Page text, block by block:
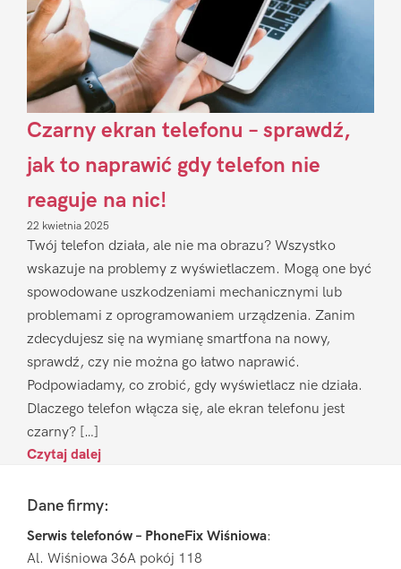
Czarny ekran telefonu – sprawdź,
jak to naprawić gdy telefon nie
reaguje na nic!
22 kwietnia 2025
Twój telefon działa, ale nie ma obrazu? Wszystko
wskazuje na problemy z wyświetlaczem. Mogą one być
spowodowane uszkodzeniami mechanicznymi lub
problemami z oprogramowaniem urządzenia. Zanim
zdecydujesz się na wymianę smartfona na nowy,
sprawdź, czy nie można go łatwo naprawić.
Podpowiadamy, co zrobić, gdy wyświetlacz nie działa.
Dlaczego telefon włącza się, ale ekran telefonu jest
czarny? […]
Czytaj dalej
FooterDane firmy:
Serwis telefonów – PhoneFix Wiśniowa:
Al. Wiśniowa 36A pokój 118